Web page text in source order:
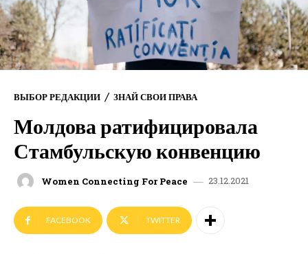
ВЫБОР РЕДАКЦИИ ЗНАЙ СВОИ ПРАВА
Молдова ратифицировала
Стамбульскую конвенцию
Women Connecting For Peace 23.12.2021
FACEBOOK TWITTER